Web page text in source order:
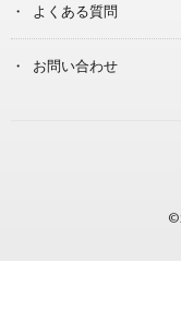
よくある質問
お問い合わせ